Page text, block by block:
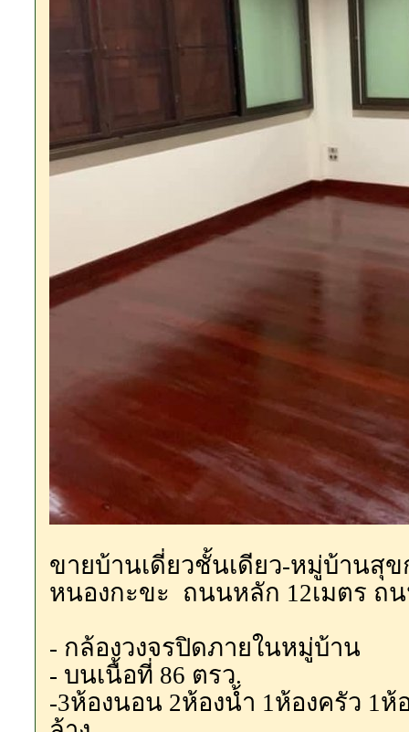
ขายบ้านเดี่ยวชั้นเดียว-หมู่บ้านสุ
หนองกะขะ ถนนหลัก 12เมตร ถ
- กล้องวงจรปิดภายในหมู่บ้าน
- บนเนื้อที่ 86 ตรว.
-3ห้องนอน 2ห้องน้ำ 1ห้องครัว 1